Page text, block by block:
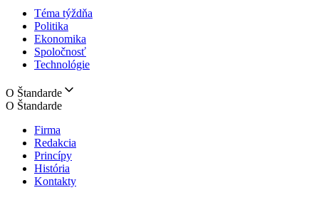
Téma týždňa
Politika
Ekonomika
Spoločnosť
Technológie
O Štandarde
O Štandarde
Firma
Redakcia
Princípy
História
Kontakty